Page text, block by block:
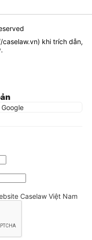
caselaw.vn) khi trích dẫn,
Caselaw Việt Nam